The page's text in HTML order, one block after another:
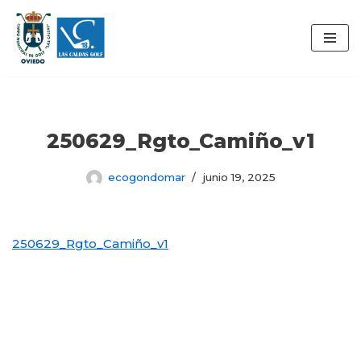
Saltar
al
250629_Rgto_Camiño_v1
ecogondomar junio 19, 2025
250629_Rgto_Camiño_v1